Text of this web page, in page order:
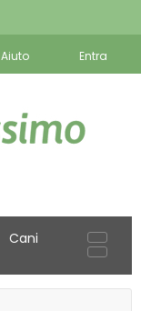
Aiuto Entra
Cani